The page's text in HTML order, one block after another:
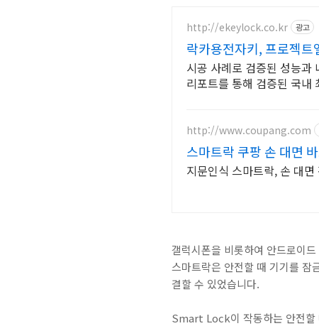
http://ekeylock.co.kr 광고
락카용전자키, 프로젝트
시공 사례로 검증된 성능과
리포트를 통해 검증된 국내
http://www.coupang.com
스마트락 쿠팡 손 대면
지문인식 스마트락, 손 대
갤럭시폰을 비롯하여 안드로이
스마트락은 안전할 때 기기를 잠
결할 수 있었습니다.
Smart Lock이 작동하는 안전할